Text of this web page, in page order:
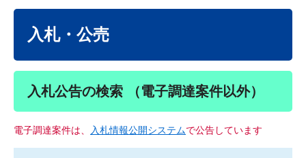
入札・公売
入札公告の検索 （電子調達案件以外）
電子調達案件は、 入札情報公開システムで公告しています